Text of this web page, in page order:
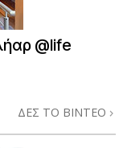
@life
ΔΕΣ ΤΟ ΒΙΝΤΕΟ